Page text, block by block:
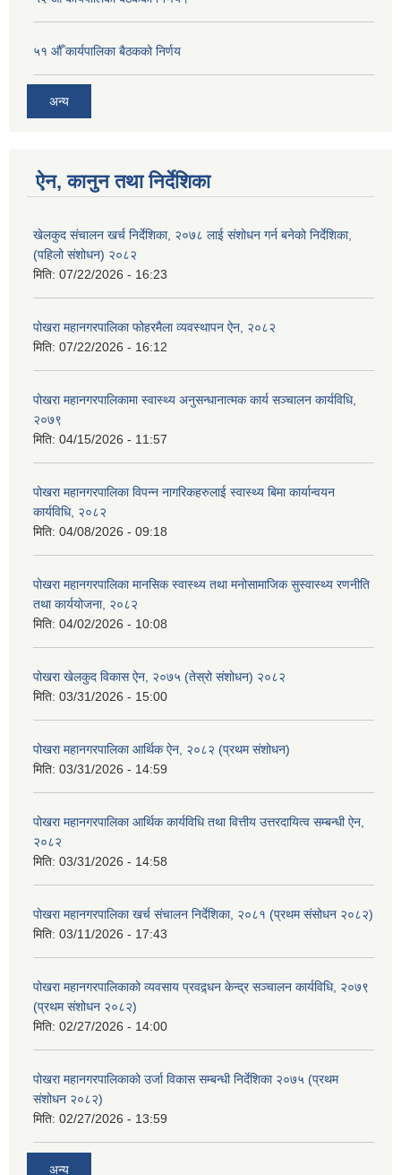
५१ औँ कार्यपालिका बैठकको निर्णय
अन्य
ऐन, कानुन तथा निर्देशिका
खेलकुद संचालन खर्च निर्देशिका, २०७८ लाई संशोधन गर्न बनेको निर्देशिका,
(पहिलो संशोधन) २०८२
मिति: 07/22/2026 - 16:23
पोखरा महानगरपालिका फोहरमैला व्यवस्थापन ऐन, २०८२
मिति: 07/22/2026 - 16:12
पोखरा महानगरपालिकामा स्वास्थ्य अनुसन्धानात्मक कार्य सञ्चालन कार्यविधि,
२०७९
मिति: 04/15/2026 - 11:57
पोखरा महानगरपालिका विपन्न नागरिकहरुलाई स्वास्थ्य बिमा कार्यान्वयन
कार्यविधि, २०८२
मिति: 04/08/2026 - 09:18
पोखरा महानगरपालिका मानसिक स्वास्थ्य तथा मनोसामाजिक सुस्वास्थ्य रणनीति
तथा कार्ययोजना, २०८२
मिति: 04/02/2026 - 10:08
पोखरा खेलकुद विकास ऐन, २०७५ (तेस्रो संशोधन) २०८२
मिति: 03/31/2026 - 15:00
पोखरा महानगरपालिका आर्थिक ऐन, २०८२ (प्रथम संशोधन)
मिति: 03/31/2026 - 14:59
पोखरा महानगरपालिका आर्थिक कार्यविधि तथा वित्तीय उत्तरदायित्व सम्बन्धी ऐन,
२०८२
मिति: 03/31/2026 - 14:58
पोखरा महानगरपालिका खर्च संचालन निर्देशिका, २०८१ (प्रथम संसोधन २०८२)
मिति: 03/11/2026 - 17:43
पोखरा महानगरपालिकाको व्यवसाय प्रवद्र्धन केन्द्र सञ्चालन कार्यविधि, २०७९
(प्रथम संशोधन २०८२)
मिति: 02/27/2026 - 14:00
पोखरा महानगरपालिकाको उर्जा विकास सम्बन्धी निर्देशिका २०७५ (प्रथम
संशोधन २०८२)
मिति: 02/27/2026 - 13:59
अन्य